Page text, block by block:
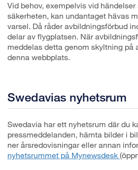
Vid behov, exempelvis vid händelser
säkerheten, kan undantaget hävas
varsel. Då råder avbildningsförbud
delar av flygplatsen. När
meddelas detta genom skyltning på
denna webbplats.
Swedavias nyhetsrum
Swedavia har ett nyhetsrum där du
pressmeddelanden, hämta bilder i
ner årsredovisningar eller annan
nyhetsrummet på Mynewsdesk